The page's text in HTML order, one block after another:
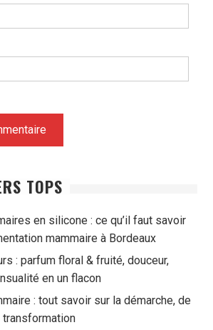
TOPS
en silicone : ce qu’il faut savoir
mammaire à Bordeaux
: parfum floral & fruité, douceur,
en un flacon
: tout savoir sur la démarche, de